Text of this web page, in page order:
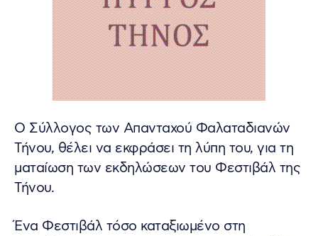
Ο Σύλλογος των Απανταχού Φαλαταδιανών
Τήνου, θέλει να εκφράσει τη λύπη του, για τη
ματαίωση των εκδηλώσεων του Φεστιβάλ της
Τήνου.
Ένα Φεστιβάλ τόσο καταξιωμένο στη